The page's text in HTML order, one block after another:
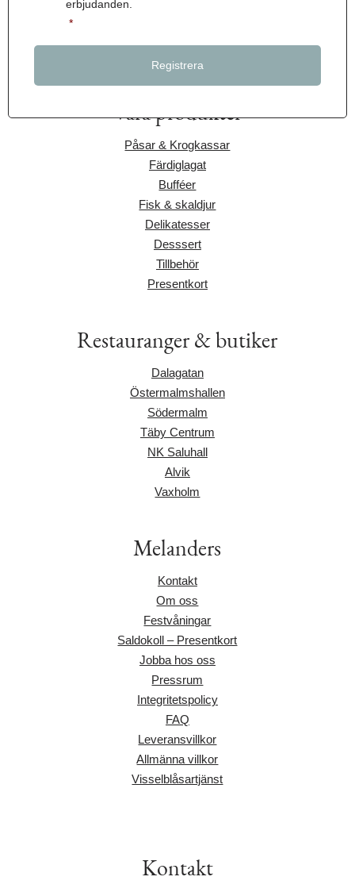
erbjudanden.
*
Våra produkter
Påsar & Krogkassar
Färdiglagat
Bufféer
Fisk & skaldjur
Delikatesser
Desssert
Tillbehör
Presentkort
Restauranger & butiker
Dalagatan
Östermalmshallen
Södermalm
Täby Centrum
NK Saluhall
Alvik
Vaxholm
Melanders
Kontakt
Om oss
Festvåningar
Saldokoll – Presentkort
Jobba hos oss
Pressrum
Integritetspolicy
FAQ
Leveransvillkor
Allmänna villkor
Visselblåsartjänst
Kontakt